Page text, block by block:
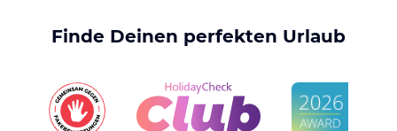
Finde Deinen perfekten Urlaub